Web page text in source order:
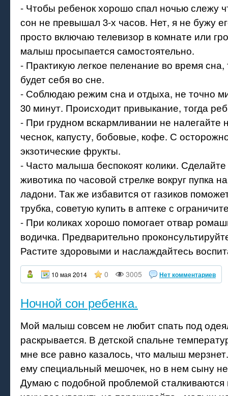
- Чтобы ребенок хорошо спал ночью слежу
сон не превышал 3-х часов. Нет, я не бужу
просто включаю телевизор в комнате или
малыш просыпается самостоятельно.
- Практикую легкое пеленание во время сна,
будет себя во сне.
- Соблюдаю режим сна и отдыха, не точно
30 минут. Происходит привыкание, тогда
- При грудном вскармливании не налегайте
чеснок, капусту, бобовые, кофе. С
экзотические фрукты.
- Часто малыша беспокоят колики.
животика по часовой стрелке вокруг пупка
ладони. Так же избавится от газиков
трубка, советую купить в аптеке с
- При коликах хорошо помогает отвар
водичка. Предварительно
Растите здоровыми и наслаждайтесь
10 мая 2014 0 3005 Нет комментариев
Ночной сон ребенка.
Мой малыш совсем не любит спать под
раскрывается. В детской спальне
мне все равно казалось, что малыш
ему специальный мешочек, но в нем сыну
Думаю с подобной проблемой